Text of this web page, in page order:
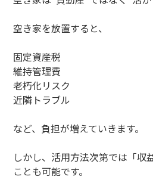
空き家を放置すると、
固定資産税
維持管理費
老朽化リスク
近隣トラブル
など、負担が増えていきます。
しかし、活用方法次第では「収
ことも可能です。